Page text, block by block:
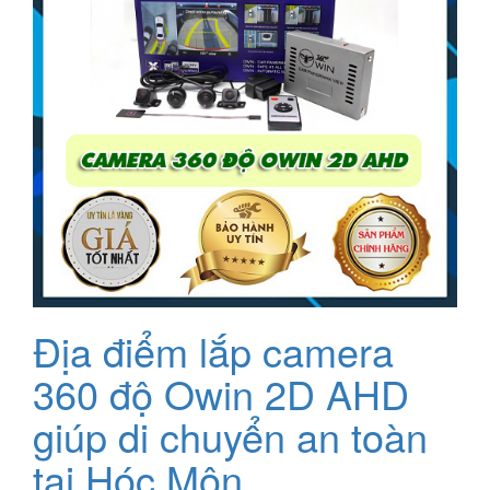
Địa điểm lắp camera
360 độ Owin 2D AHD
giúp di chuyển an toàn
tại Hóc Môn